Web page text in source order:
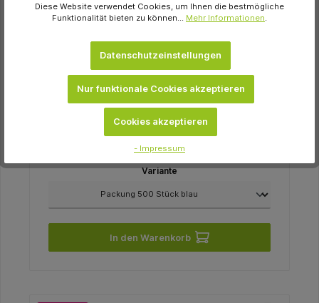
smart Patientenservietten Packung 500
Stück blau
16,82 €
Variante
In den Warenkorb
Diese Website verwendet Cookies, um Ihnen die bestmögliche
Funktionalität bieten zu können... Mehr Informationen.
Datenschutzeinstellungen
Nur funktionale Cookies akzeptieren
Cookies akzeptieren
- Impressum